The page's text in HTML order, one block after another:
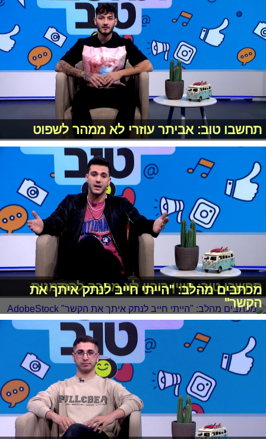
תחשבו טוב: אביתר עוזרי לא ממהר לשפוט
תחשבו טוב: קווין רובין לא מחכה להזדמנות
מכתבים מהלב: "הייתי חייב לנתק איתך את
הקשר"